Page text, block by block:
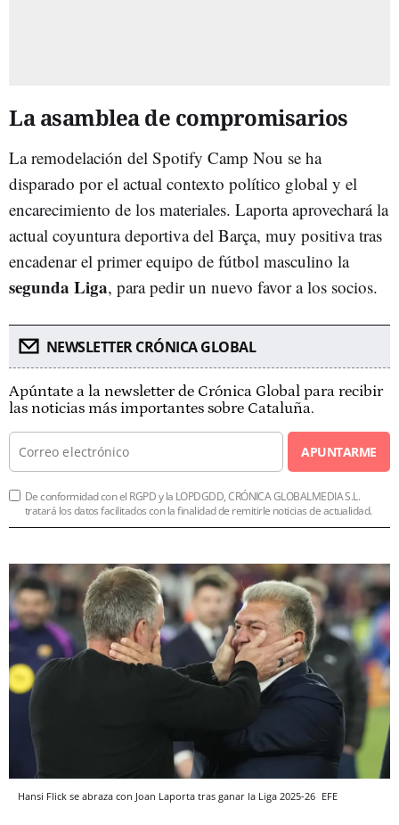
La asamblea de compromisarios
La remodelación del Spotify Camp Nou se ha
disparado por el actual contexto político global y el
encarecimiento de los materiales. Laporta aprovechará la
actual coyuntura deportiva del Barça, muy positiva tras
encadenar el primer equipo de fútbol masculino la
segunda Liga, para pedir un nuevo favor a los socios.
NEWSLETTER CRÓNICA GLOBAL
Apúntate a la newsletter de Crónica Global para recibir
las noticias más importantes sobre Cataluña.
APUNTARME
De conformidad con el RGPD y la LOPDGDD, CRÓNICA GLOBALMEDIA S.L.
tratará los datos facilitados con la finalidad de remitirle noticias de actualidad.
Hansi Flick se abraza con Joan Laporta tras ganar la Liga 2025-26 EFE